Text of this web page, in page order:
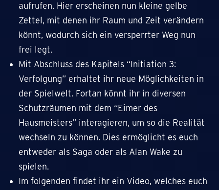
aufrufen. Hier erscheinen nun kleine gelbe
Zettel, mit denen ihr Raum und Zeit verändern
könnt, wodurch sich ein versperrter Weg nun
frei legt.
Mit Abschluss des Kapitels “Initiation 3:
Verfolgung” erhaltet ihr neue Möglichkeiten in
der Spielwelt. Fortan könnt ihr in diversen
Schutzräumen mit dem “Eimer des
Hausmeisters” interagieren, um so die Realität
wechseln zu können. Dies ermöglicht es euch
entweder als Saga oder als Alan Wake zu
spielen.
Im folgenden findet ihr ein Video, welches euch